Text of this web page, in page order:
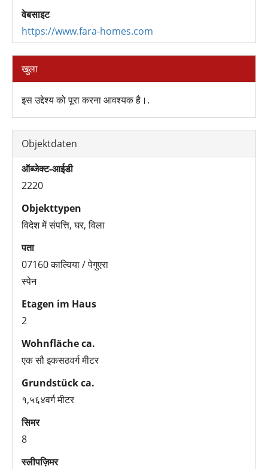
वेबसाइट
https://www.fara-homes.com
खुला
इस उद्देश्य को पूरा करना आवश्यक है।.
Objektdaten
ऑब्जेक्ट-आईडी
2220
Objekttypen
विदेश में संपत्ति, घर, विला
पता
07160 काल्विया / पेगुएरा
स्पेन
Etagen im Haus
2
Wohnfläche ca.
एक सौ इकसठवर्ग मीटर
Grundstück ca.
१,५६४वर्ग मीटर
सिमर
8
स्लीपज़िमर